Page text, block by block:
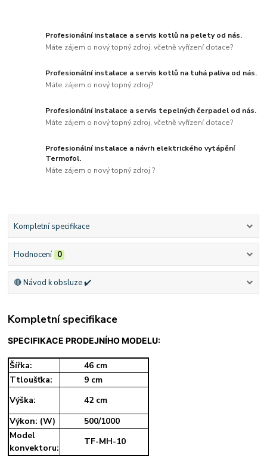
Profesionální instalace a servis kotlů na pelety od nás.
Máte zájem o nový topný zdroj, včetně vyřízení dotace?
Profesionální instalace a servis kotlů na tuhá paliva od nás.
Máte zájem o nový topný zdroj?
Profesionální instalace a servis tepelných čerpadel od nás.
Máte zájem o nový topný zdroj, včetně vyřízení dotace?
Profesionální instalace a návrh elektrického vytápění
Termofol.
Máte zájem o nový topný zdroj ?
Kompletní specifikace
Hodnocení 0
🔴 Návod k obsluze ✔️
Kompletní specifikace
SPECIFIKACE PRODEJNÍHO MODELU:
Šířka:
46 cm
Ttloušťka:
9 cm
Výška:
42 cm
Výkon: (W)
500/1000
Model
konvektoru:
TF-MH-10